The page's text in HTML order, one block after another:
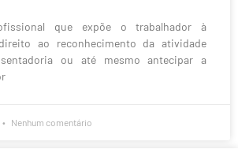
que expõe o trabalhador à
ao reconhecimento da atividade
ou até mesmo antecipar a
Nenhum comentário